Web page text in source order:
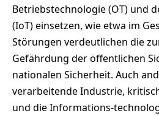
Betriebstechnologie (OT) und
(IoT) einsetzen, wie etwa im
Störungen verdeutlichen die
Gefährdung der öffentlichen
nationalen Sicherheit. Auch
verarbeitende Industrie,
und die Informations-